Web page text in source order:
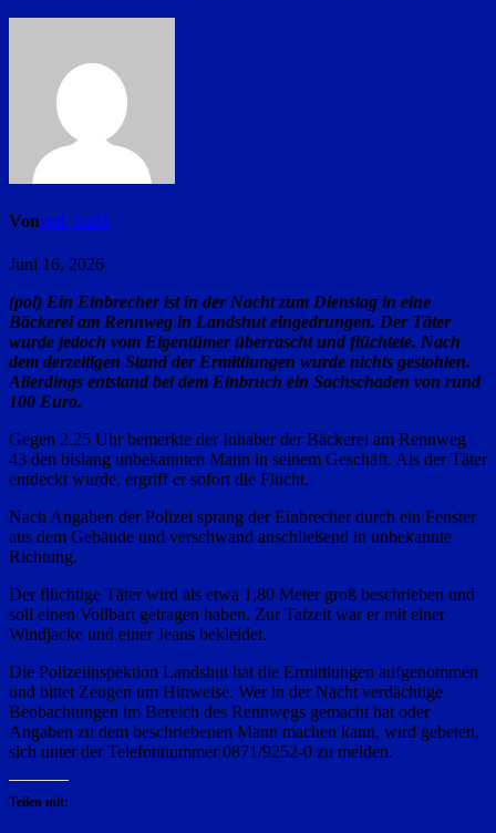
Vonred_ra24
Juni 16, 2026
(pol) Ein Einbrecher ist in der Nacht zum Dienstag in eine
Bäckerei am Rennweg in Landshut eingedrungen. Der Täter
wurde jedoch vom Eigentümer überrascht und flüchtete. Nach
dem derzeitigen Stand der Ermittlungen wurde nichts gestohlen.
Allerdings entstand bei dem Einbruch ein Sachschaden von rund
100 Euro.
Gegen 2.25 Uhr bemerkte der Inhaber der Bäckerei am Rennweg
43 den bislang unbekannten Mann in seinem Geschäft. Als der Täter
entdeckt wurde, ergriff er sofort die Flucht.
Nach Angaben der Polizei sprang der Einbrecher durch ein Fenster
aus dem Gebäude und verschwand anschließend in unbekannte
Richtung.
Der flüchtige Täter wird als etwa 1,80 Meter groß beschrieben und
soll einen Vollbart getragen haben. Zur Tatzeit war er mit einer
Windjacke und einer Jeans bekleidet.
Die Polizeiinspektion Landshut hat die Ermittlungen aufgenommen
und bittet Zeugen um Hinweise. Wer in der Nacht verdächtige
Beobachtungen im Bereich des Rennwegs gemacht hat oder
Angaben zu dem beschriebenen Mann machen kann, wird gebeten,
sich unter der Telefonnummer 0871/9252-0 zu melden.
Teilen mit: